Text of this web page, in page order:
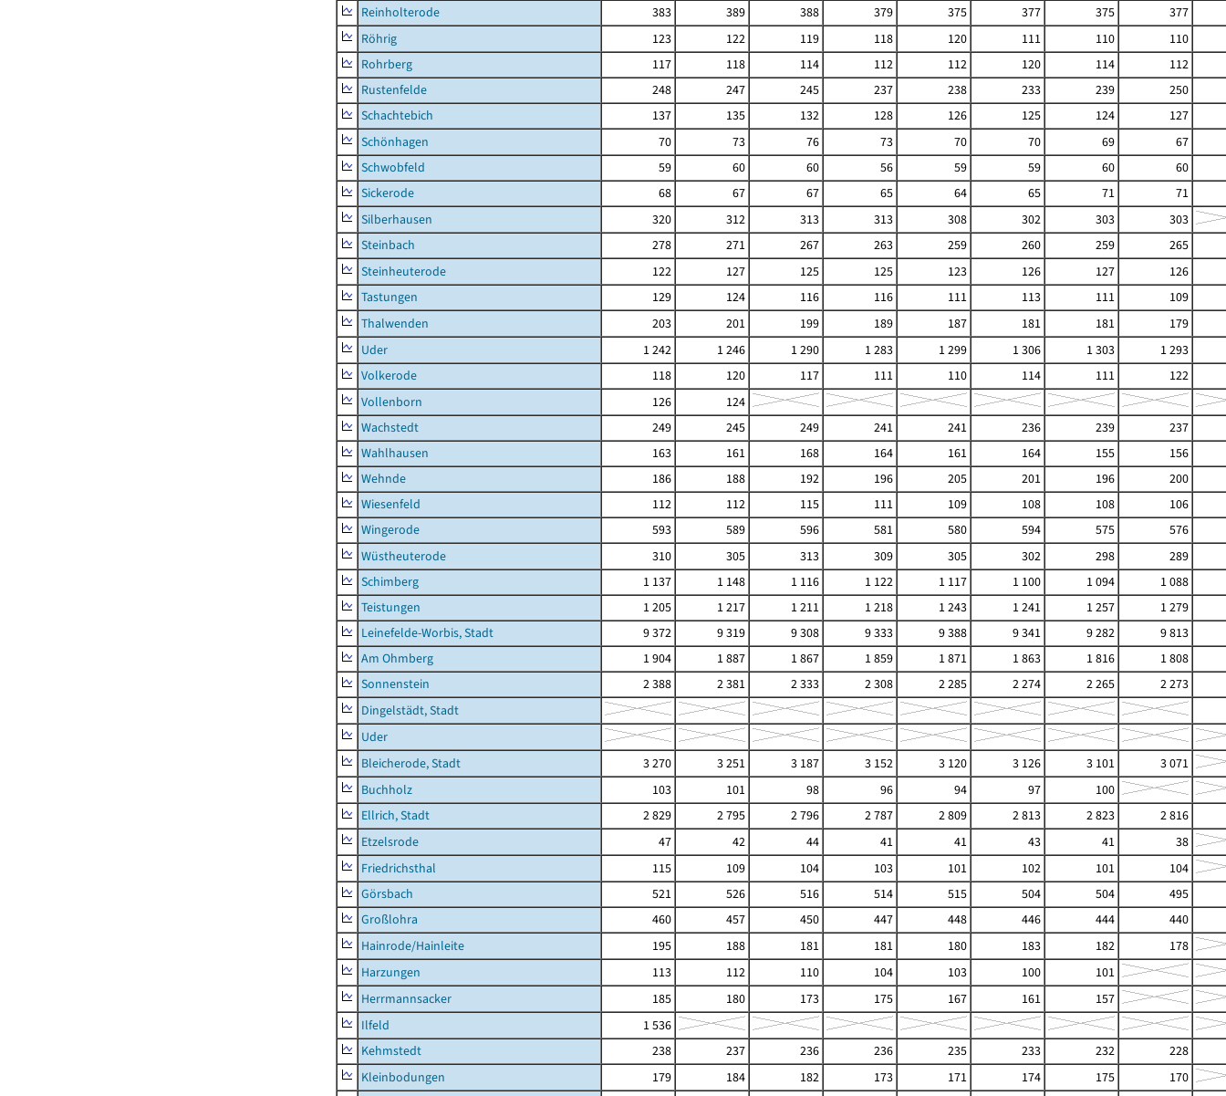
Reinholterode
383 389 388 379 375 377 375
377
Röhrig
123 122 119 118 120 111 110
110
Rohrberg
117 118 114 112 112 120 114
112
Rustenfelde
248 247 245 237 238 233 239
250
Schachtebich
137 135 132 128 126 125 124
127
Schönhagen
70 73 76 73 70 70 69
67
Schwobfeld
59 60 60 56 59 59 60
60
Sickerode
68 67 67 65 64 65 71
71
Silberhausen
320 312 313 313 308 302 303
303
Steinbach
278 271 267 263 259 260 259
265
Steinheuterode
122 127 125 125 123 126 127
126
Tastungen
129 124 116 116 111 113 111
109
Thalwenden
203 201 199 189 187 181 181
179
Uder
1 242 1 246 1 290 1 283 1 299 1 306 1 303
1 293
Volkerode
118 120 117 111 110 114 111
122
Vollenborn
126
124
Wachstedt
249 245 249 241 241 236 239
237
Wahlhausen
163 161 168 164 161 164 155
156
Wehnde
186 188 192 196 205 201 196
200
Wiesenfeld
112 112 115 111 109 108 108
106
Wingerode
593 589 596 581 580 594 575
576
Wüstheuterode
310 305 313 309 305 302 298
289
Schimberg
1 137 1 148 1 116 1 122 1 117 1 100 1 094
1 088
Teistungen
1 205 1 217 1 211 1 218 1 243 1 241 1 257
1 279
Leinefelde-Worbis, Stadt
9 372 9 319 9 308 9 333 9 388 9 341 9 282
9 813
Am Ohmberg
1 904 1 887 1 867 1 859 1 871 1 863 1 816
1 808
Sonnenstein
2 388 2 381 2 333 2 308 2 285 2 274 2 265
2 273
Dingelstädt, Stadt
Uder
Bleicherode, Stadt
3 270 3 251 3 187 3 152 3 120 3 126 3 101
3 071
Buchholz
103 101 98 96 94 97
100
Ellrich, Stadt
2 829 2 795 2 796 2 787 2 809 2 813 2 823
2 816
Etzelsrode
47 42 44 41 41 43 41
38
Friedrichsthal
115 109 104 103 101 102 101
104
Görsbach
521 526 516 514 515 504 504
495
Großlohra
460 457 450 447 448 446 444
440
Hainrode/Hainleite
195 188 181 181 180 183 182
178
Harzungen
113 112 110 104 103 100
101
Herrmannsacker
185 180 173 175 167 161
157
Ilfeld
1 536
Kehmstedt
238 237 236 236 235 233 232
228
Kleinbodungen
179 184 182 173 171 174 175
170